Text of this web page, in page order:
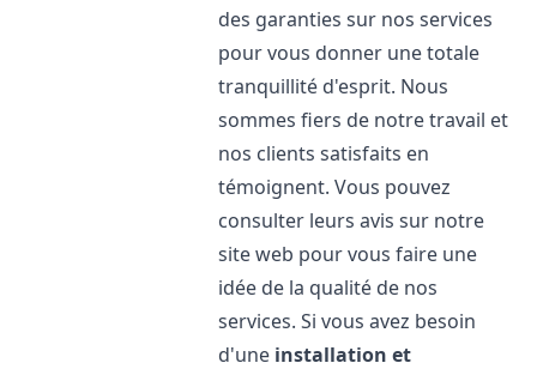
des garanties sur nos services
pour vous donner une totale
tranquillité d'esprit. Nous
sommes fiers de notre travail et
nos clients satisfaits en
témoignent. Vous pouvez
consulter leurs avis sur notre
site web pour vous faire une
idée de la qualité de nos
services. Si vous avez besoin
d'une installation et